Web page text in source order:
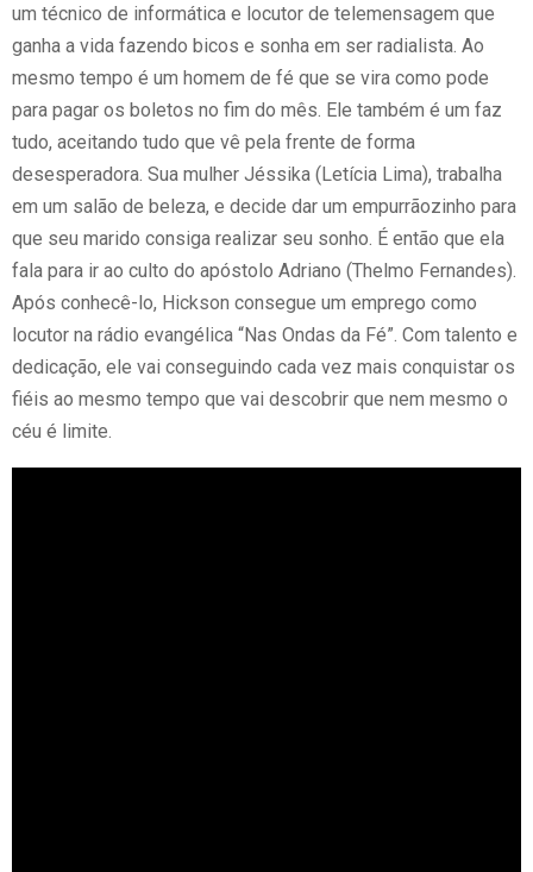
um técnico de informática e locutor de telemensagem que
ganha a vida fazendo bicos e sonha em ser radialista. Ao
mesmo tempo é um homem de fé que se vira como pode
para pagar os boletos no fim do mês. Ele também é um faz
tudo, aceitando tudo que vê pela frente de forma
desesperadora. Sua mulher Jéssika (Letícia Lima), trabalha
em um salão de beleza, e decide dar um empurrãozinho para
que seu marido consiga realizar seu sonho. É então que ela
fala para ir ao culto do apóstolo Adriano (Thelmo Fernandes).
Após conhecê-lo, Hickson consegue um emprego como
locutor na rádio evangélica “Nas Ondas da Fé”. Com talento e
dedicação, ele vai conseguindo cada vez mais conquistar os
fiéis ao mesmo tempo que vai descobrir que nem mesmo o
céu é limite.